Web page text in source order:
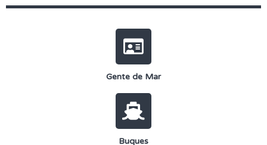
Gente de Mar
Buques